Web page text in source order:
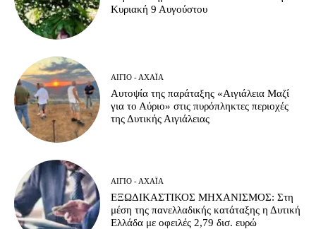
Κυριακή 9 Αυγούστου
ΑΊΓΙΟ - ΑΧΑΪ́Α
Αυτοψία της παράταξης «Αιγιάλεια Μαζί
για το Αύριο» στις πυρόπληκτες περιοχές
της Δυτικής Αιγιάλειας
ΑΊΓΙΟ - ΑΧΑΪ́Α
ΕΞΩΔΙΚΑΣΤΙΚΟΣ ΜΗΧΑΝΙΣΜΟΣ: Στη
μέση της πανελλαδικής κατάταξης η Δυτική
Ελλάδα με οφειλές 2,79 δισ. ευρώ